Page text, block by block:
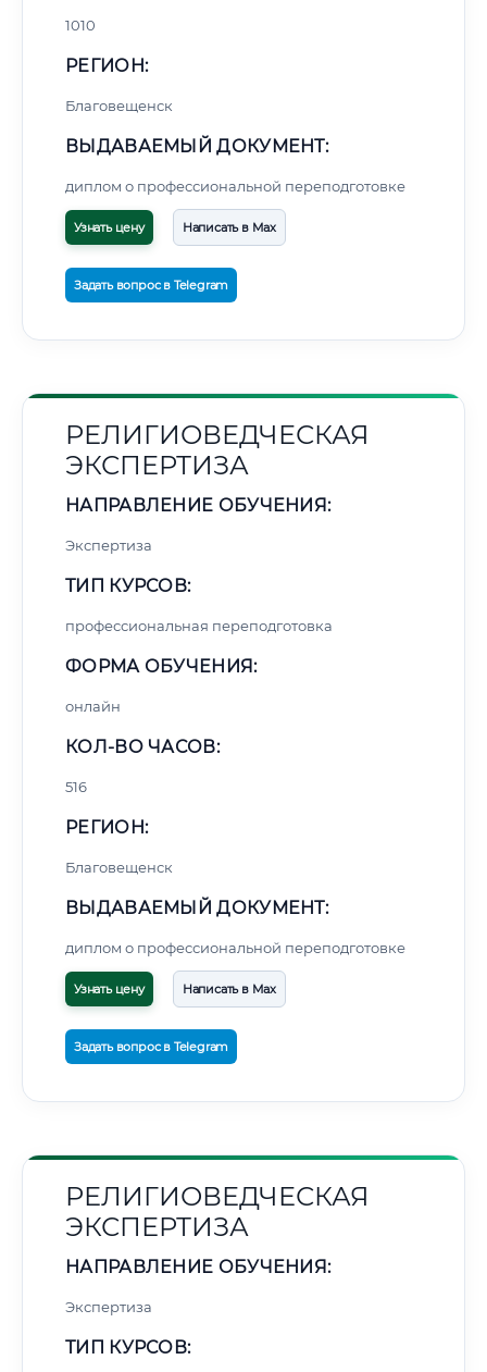
1010
РЕГИОН:
Благовещенск
ВЫДАВАЕМЫЙ ДОКУМЕНТ:
диплом о профессиональной переподготовке
Узнать цену Написать в Max
Задать вопрос в Telegram
РЕЛИГИОВЕДЧЕСКАЯ
ЭКСПЕРТИЗА
НАПРАВЛЕНИЕ ОБУЧЕНИЯ:
Экспертиза
ТИП КУРСОВ:
профессиональная переподготовка
ФОРМА ОБУЧЕНИЯ:
онлайн
КОЛ-ВО ЧАСОВ:
516
РЕГИОН:
Благовещенск
ВЫДАВАЕМЫЙ ДОКУМЕНТ:
диплом о профессиональной переподготовке
Узнать цену Написать в Max
Задать вопрос в Telegram
РЕЛИГИОВЕДЧЕСКАЯ
ЭКСПЕРТИЗА
НАПРАВЛЕНИЕ ОБУЧЕНИЯ:
Экспертиза
ТИП КУРСОВ: